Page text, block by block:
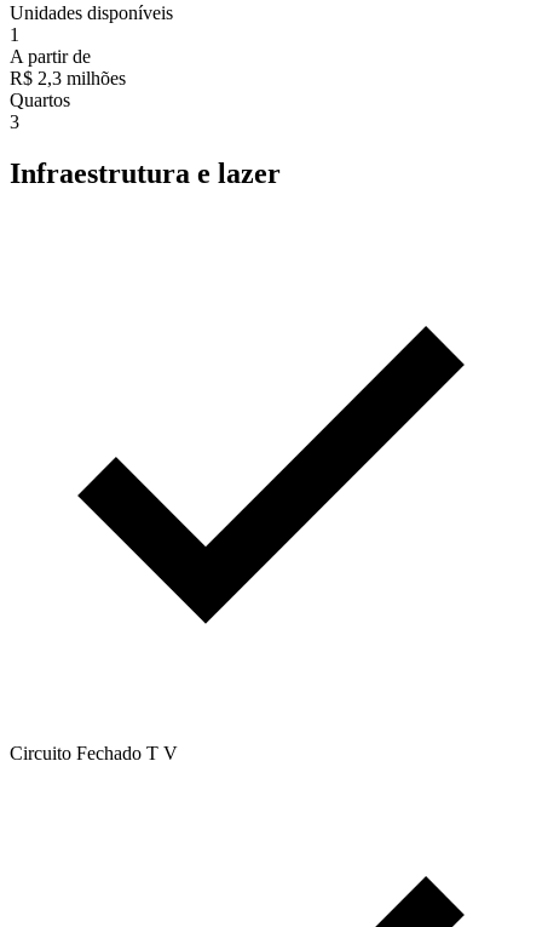
Unidades disponíveis
1
A partir de
R$ 2,3 milhões
Quartos
3
Infraestrutura e lazer
Circuito Fechado T V